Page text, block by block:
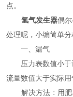
点。
氢气发生器偶
处理呢，小编简单分
一、漏气
压力表数值小于
流量数值大于实际用
解决方法：用肥